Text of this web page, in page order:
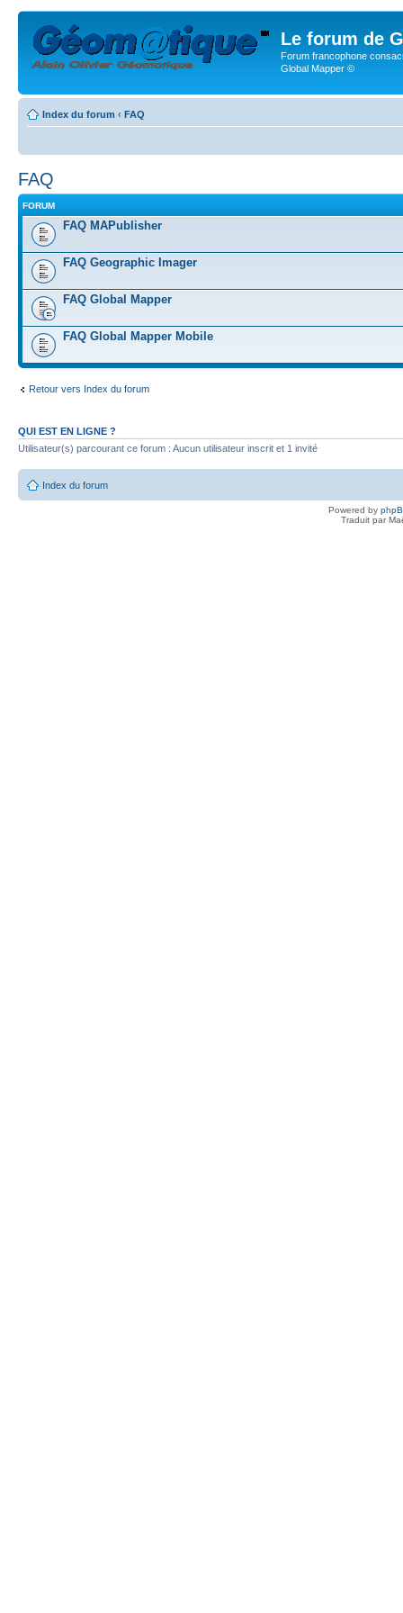
Le forum de
Forum francophone
Global Mapper ©
Index du forum ‹ FAQ
FAQ
FORUM
FAQ MAPublisher
FAQ Geographic Imager
FAQ Global Mapper
FAQ Global Mapper Mobile
Retour vers Index du forum
QUI EST EN LIGNE ?
Utilisateur(s) parcourant ce forum : Aucun utilisateur inscrit et 1 invité
Index du forum
Powered by
Traduit par